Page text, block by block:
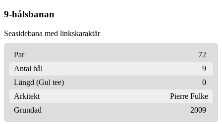
9-hålsbanan
Seasidebana med linkskaraktär
Par
72
Antal hål
9
Längd (Gul tee)
0
Arkitekt
Pierre Fulke
Grundad
2009